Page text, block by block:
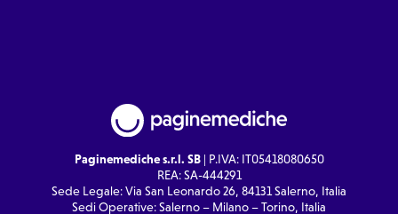
Paginemediche s.r.l. SB| P.IVA: IT05418080650
REA: SA-444291
Sede Legale: Via San Leonardo 26, 84131 Salerno, Italia
Sedi Operative: Salerno – Milano – Torino, Italia